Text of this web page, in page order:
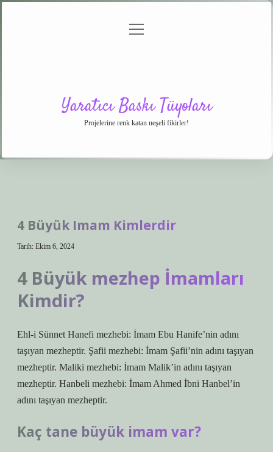
menüyü
Yaratıcı Baskı Tüyoları
Projelerine renk katan neşeli fikirler!
4 Büyük Imam Kimlerdir
Tarih: Ekim 6, 2024
4 Büyük mezhep İmamları
Kimdir?
Ehl-i Sünnet Hanefi mezhebi: İmam Ebu Hanife’nin adını
taşıyan mezheptir. Şafii mezhebi: İmam Şafii’nin adını taşıyan
mezheptir. Maliki mezhebi: İmam Malik’in adını taşıyan
mezheptir. Hanbeli mezhebi: İmam Ahmed İbni Hanbel’in
adını taşıyan mezheptir.
Kaç tane büyük imam var?